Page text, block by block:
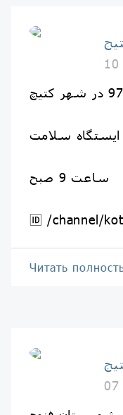
10
ایستگاه سلامت
ساعت 9 صبح
🆔 /channel/
Читать
07